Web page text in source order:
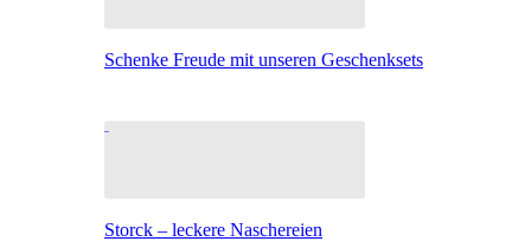
Schenke Freude mit unseren Geschenksets
Storck – leckere Naschereien